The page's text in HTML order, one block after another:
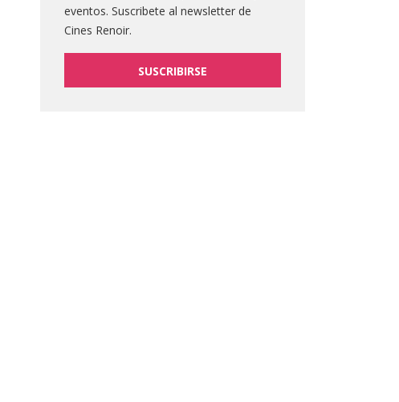
eventos. Suscribete al newsletter de
Cines Renoir.
SUSCRIBIRSE